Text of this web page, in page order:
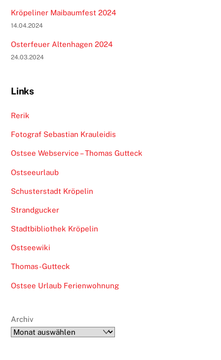
Kröpeliner Maibaumfest 2024
14.04.2024
Osterfeuer Altenhagen 2024
24.03.2024
Links
Rerik
Fotograf Sebastian Krauleidis
Ostsee Webservice – Thomas Gutteck
Ostseeurlaub
Schusterstadt Kröpelin
Strandgucker
Stadtbibliothek Kröpelin
Ostseewiki
Thomas-Gutteck
Ostsee Urlaub Ferienwohnung
Archiv